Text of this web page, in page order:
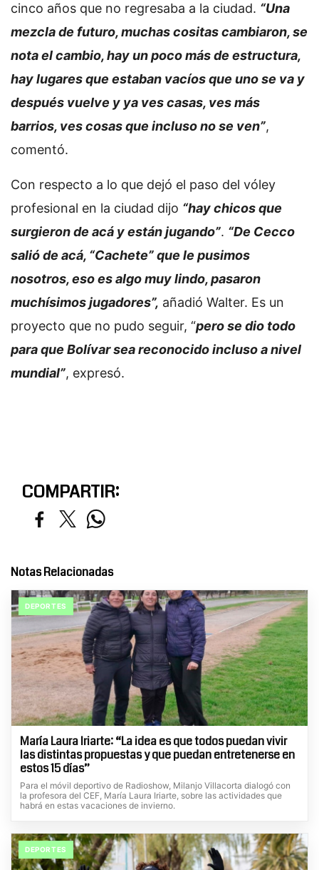
cinco años que no regresaba a la ciudad. “Una
mezcla de futuro, muchas cositas cambiaron, se
nota el cambio, hay un poco más de estructura,
hay lugares que estaban vacíos que uno se va y
después vuelve y ya ves casas, ves más
barrios, ves cosas que incluso no se ven”,
comentó.
Con respecto a lo que dejó el paso del vóley
profesional en la ciudad dijo “hay chicos que
surgieron de acá y están jugando”. “De Cecco
salió de acá, “Cachete” que le pusimos
nosotros, eso es algo muy lindo, pasaron
muchísimos jugadores”, añadió Walter. Es un
proyecto que no pudo seguir, “pero se dio todo
para que Bolívar sea reconocido incluso a nivel
mundial”, expresó.
COMPARTIR:
Notas Relacionadas
DEPORTES
María Laura Iriarte: “La idea es que todos puedan vivir
las distintas propuestas y que puedan entretenerse en
estos 15 días”
Para el móvil deportivo de Radioshow, Milanjo Villacorta dialogó con
la profesora del CEF, María Laura Iriarte, sobre las actividades que
habrá en estas vacaciones de invierno.
DEPORTES